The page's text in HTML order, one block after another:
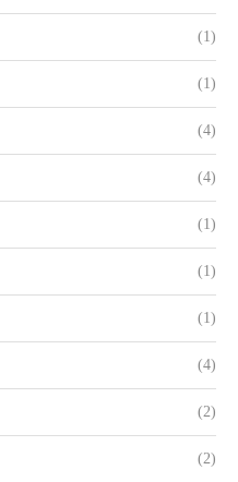
(1)
(1)
(4)
(4)
(1)
(1)
(1)
(4)
(2)
(2)